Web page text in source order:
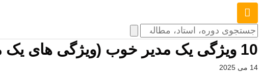
10 ویژگی یک مدیر خوب (ویژگی های یک مدیر موفق از دیدگاه مک موری)
14 می 2025